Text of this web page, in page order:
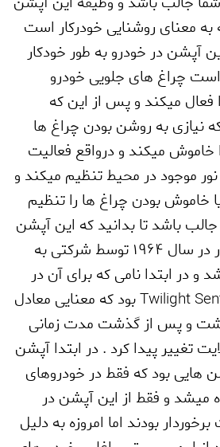
به معنای روشنایی خودرکار است
آپشن در خودرو به طور خودکار
است چراغ های جلویی خودرو
فعال میکند و پس از این که
نیازی به روشن بودن چراغ ها
خاموش میکند و درواقع فعالیت
موجود در محیط تنظیم میکند و
خاموش بودن چراغ ها را تنظیم
باشد تا بدانید که این آپشن
در ابتدا برای اولین بار در سال 1964 توسط شرکتی به
و در ابتدا نامی که برای آن در
Twilightبود که معنایی معادل
و پس از گذشت مدت زمانی
تغییر پیدا کرد . در ابتدا آپشن
هایی بود که فقط در خودروهای
میشد و فقط از این آپشن در
بودند اما امروزه به دلیل